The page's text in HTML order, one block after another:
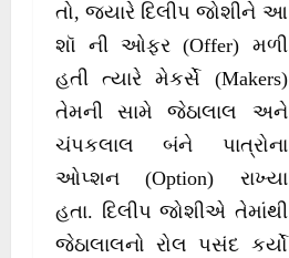
તો, જ્યારે દિલીપ જોશીને આ
શૉ ની ઓફર (Offer) મળી
હતી ત્યારે મેકર્સે (Makers)
તેમની સામે જેઠાલાલ અને
ચંપકલાલ બંને પાત્રોના
ઓપ્શન (Option) રાખ્યા
હતા. દિલીપ જોશીએ તેમાંથી
જેઠાલાલનો રોલ પસંદ કર્યો